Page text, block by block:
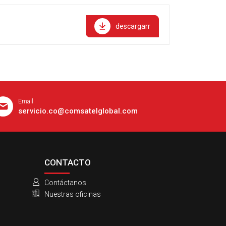
descargarr
Email
servicio.co@comsatelglobal.com
CONTACTO
Contáctanos
Nuestras oficinas